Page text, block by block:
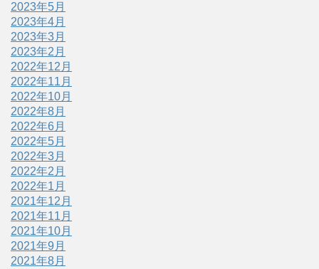
2023年5月
2023年4月
2023年3月
2023年2月
2022年12月
2022年11月
2022年10月
2022年8月
2022年6月
2022年5月
2022年3月
2022年2月
2022年1月
2021年12月
2021年11月
2021年10月
2021年9月
2021年8月